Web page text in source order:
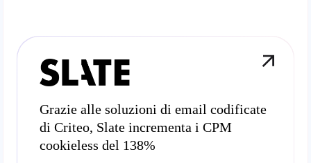
Grazie alle soluzioni di email codificate
di Criteo, Slate incrementa i CPM
cookieless del 138%